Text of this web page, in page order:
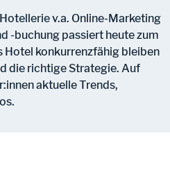
v.a. Online-Marketing
-buchung passiert heute zum
Hotel konkurrenzfähig bleiben
die richtige Strategie. Auf
aktuelle Trends,